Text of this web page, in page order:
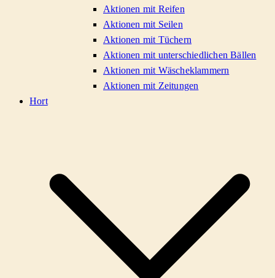
Aktionen mit Reifen
Aktionen mit Seilen
Aktionen mit Tüchern
Aktionen mit unterschiedlichen Bällen
Aktionen mit Wäscheklammern
Aktionen mit Zeitungen
Hort